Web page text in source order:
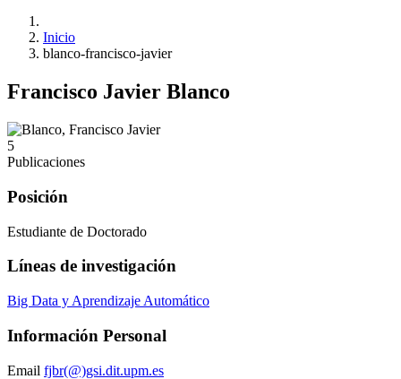
Inicio
blanco-francisco-javier
Francisco Javier Blanco
5
Publicaciones
Posición
Estudiante de Doctorado
Líneas de investigación
Big Data y Aprendizaje Automático
Información Personal
Email fjbr(@)gsi.dit.upm.es